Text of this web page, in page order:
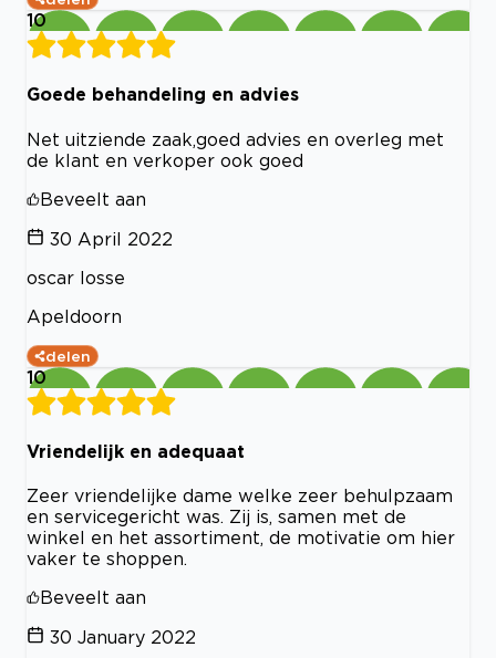
10
Goede behandeling en advies
Net uitziende zaak,goed advies en overleg met
de klant en verkoper ook goed
Beveelt aan
30 April 2022
oscar losse
Apeldoorn
delen
10
Vriendelijk en adequaat
Zeer vriendelijke dame welke zeer behulpzaam
en servicegericht was. Zij is, samen met de
winkel en het assortiment, de motivatie om hier
vaker te shoppen.
Beveelt aan
30 January 2022